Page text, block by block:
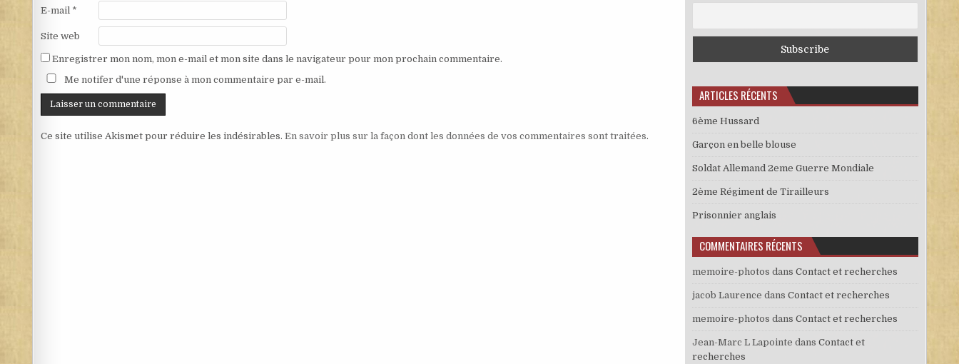
E-mail *
Site web
Enregistrer mon nom, mon e-mail et mon site dans le navigateur pour mon prochain commentaire.
Me notifer d'une réponse à mon commentaire par e-mail.
Ce site utilise Akismet pour réduire les indésirables. En savoir plus sur la façon dont les données de vos commentaires sont traitées.
ARTICLES RÉCENTS
6ème Hussard
Garçon en belle blouse
Soldat Allemand 2eme Guerre Mondiale
2ème Régiment de Tirailleurs
Prisonnier anglais
COMMENTAIRES RÉCENTS
memoire-photos dans Contact et recherches
jacob Laurence dans Contact et recherches
memoire-photos dans Contact et recherches
Jean-Marc L Lapointe dans Contact et
recherches